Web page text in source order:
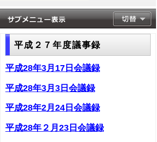
平成２７年度議事録
平成28年3月17日会議録
平成28年3月3日会議録
平成28年2月24日会議録
平成28年２月23日会議録